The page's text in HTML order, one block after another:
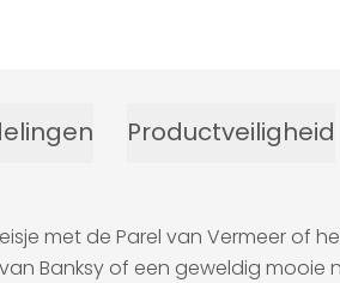
Productveiligheid
met de Parel van Vermeer of
Banksy of een geweldig mooie